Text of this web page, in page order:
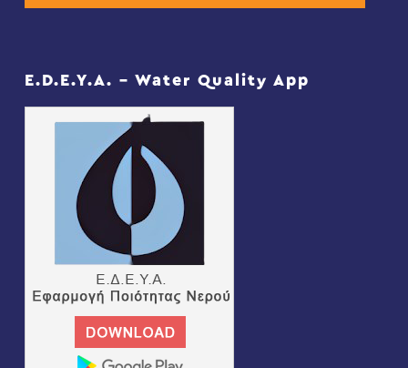
E.D.E.Y.A. – Water Quality App